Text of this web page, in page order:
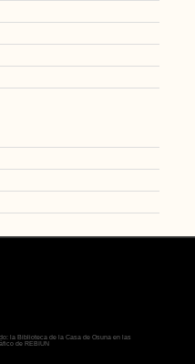
la Biblioteca de la Casa de Osuna en las
de REBIUN